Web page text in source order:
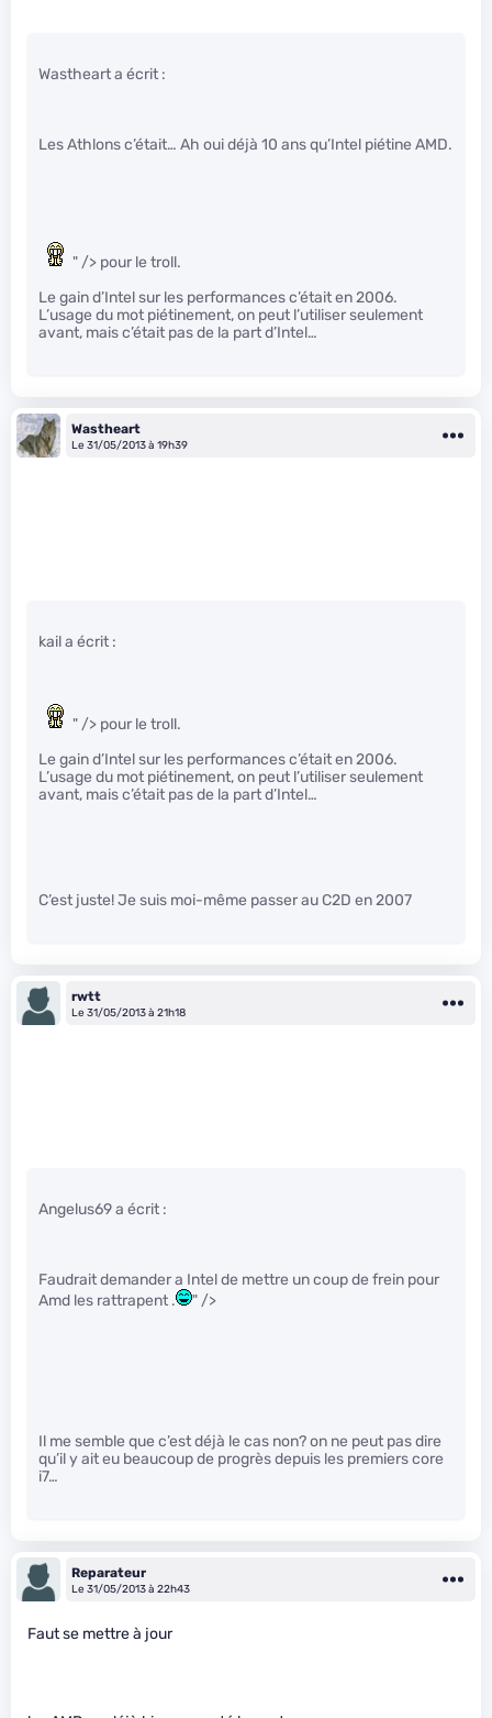
Wastheart a écrit :
Les Athlons c’était… Ah oui déjà 10 ans qu’Intel piétine AMD.
" /> pour le troll.
Le gain d’Intel sur les performances c’était en 2006.
L’usage du mot piétinement, on peut l’utiliser seulement
avant, mais c’était pas de la part d’Intel…
Wastheart
Le 31/05/2013 à 19h39
kail a écrit :
" /> pour le troll.
Le gain d’Intel sur les performances c’était en 2006.
L’usage du mot piétinement, on peut l’utiliser seulement
avant, mais c’était pas de la part d’Intel…
C’est juste! Je suis moi-même passer au C2D en 2007
rwtt
Le 31/05/2013 à 21h18
Angelus69 a écrit :
Faudrait demander a Intel de mettre un coup de frein pour
Amd les rattrapent .
" />
Il me semble que c’est déjà le cas non? on ne peut pas dire
qu’il y ait eu beaucoup de progrès depuis les premiers core
i7…
Reparateur
Le 31/05/2013 à 22h43
Faut se mettre à jour